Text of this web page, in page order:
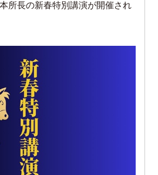
所長の新春特別講演が開催され